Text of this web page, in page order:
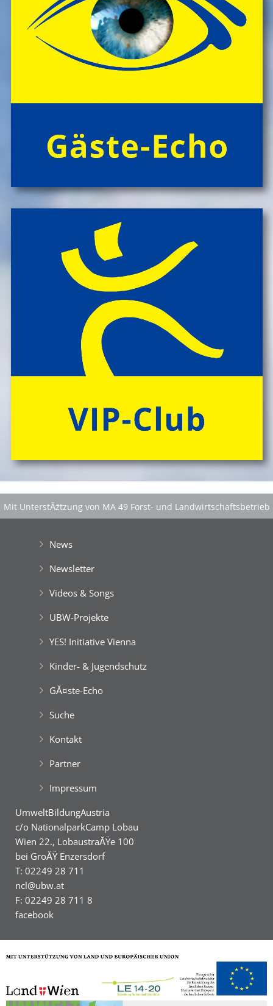
Mit UnterstĂźtzung von MA 49 Forst- und Landwirtschaftsbetrieb
News
Newsletter
Videos & Songs
UBW-Projekte
YES! Initiative Vienna
Kinder- & Jugendschutz
GĂ¤ste-Echo
Suche
Kontakt
Partner
Impressum
UmweltBildungAustria
c/o NationalparkCamp Lobau
Wien 22., LobaustraĂŸe 100
bei GroĂŸ Enzersdorf
T: 02249 28 711
ncl@ubw.at
F: 02249 28 711 8
facebook